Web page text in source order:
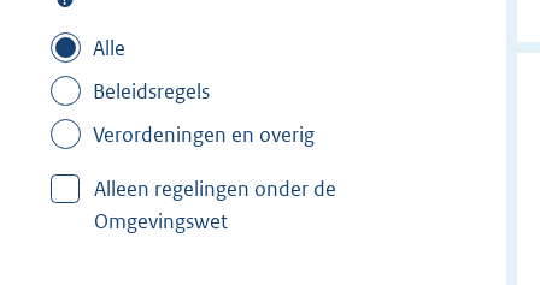
e
r
O
i
Alle
Beleidsregels
Verordeningen en overig
Alleen regelingen onder de
Omgevingswet